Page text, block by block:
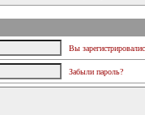
Вы
Забыли пароль?